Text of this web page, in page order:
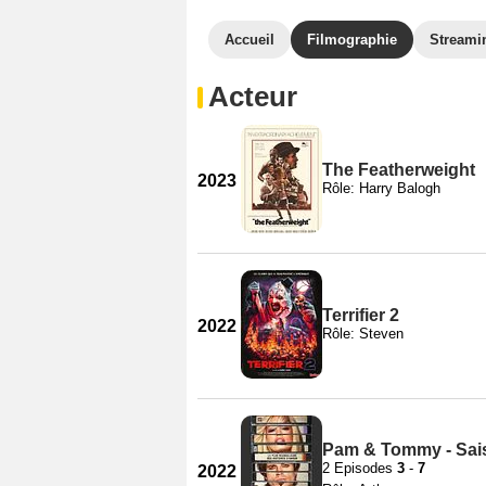
Accueil Filmographie
Acteur
2023
The Featherweight
Rôle: Harry Balogh
2022
Terrifier 2
Rôle: Steven
2022
Pam & Tommy -
2 Episodes 3 - 7